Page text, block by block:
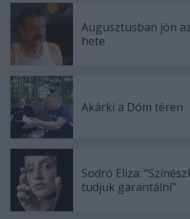
Augusztusban jön
hete
Akárki a Dóm téren
Sodró Eliza:
tudjuk garantálni"